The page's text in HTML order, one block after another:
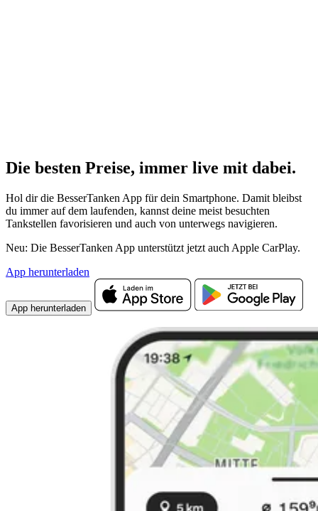
Die besten Preise, immer live mit dabei.
Hol dir die BesserTanken App für dein Smartphone. Damit bleibst
du immer auf dem laufenden, kannst deine meist besuchten
Tankstellen favorisieren und auch von unterwegs navigieren.
Neu: Die BesserTanken App unterstützt jetzt auch Apple CarPlay.
App herunterladen
App herunterladen